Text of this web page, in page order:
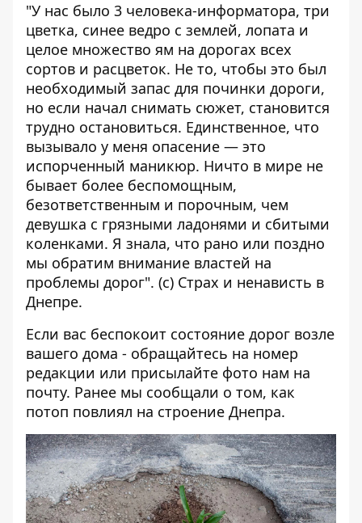
"У нас было 3 человека-информатора, три
цветка, синее ведро с землей, лопата и
целое множество ям на дорогах всех
сортов и расцветок. Не то, чтобы это был
необходимый запас для починки дороги,
но если начал снимать сюжет, становится
трудно остановиться. Единственное, что
вызывало у меня опасение — это
испорченный маникюр. Ничто в мире не
бывает более беспомощным,
безответственным и порочным, чем
девушка с грязными ладонями и сбитыми
коленками. Я знала, что рано или поздно
мы обратим внимание властей на
проблемы дорог". (с) Страх и ненависть в
Днепре.
Если вас беспокоит состояние дорог возле
вашего дома - обращайтесь на номер
редакции или присылайте фото нам на
почту. Ранее мы сообщали о том, как
потоп повлиял на строение Днепра.